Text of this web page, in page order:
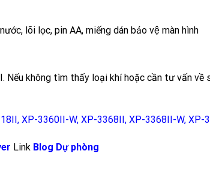
lõi lọc, pin AA, miếng dán bảo vệ màn hình
không tìm thấy loại khí hoặc cần tư vấn về
, XP-3360II-W, XP-3368II , XP-3368II-W, XP-
Link Blog Dự phòng